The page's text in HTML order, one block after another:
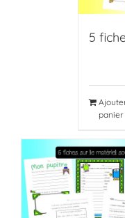
5
panier